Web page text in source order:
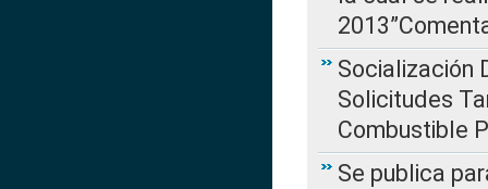
Socialización
Solicitudes
Combustible
Se publica